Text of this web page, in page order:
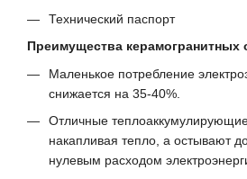
Технический паспорт
Преимущества керамогранитных
Маленькое потребление
снижается на 35-40%.
Отличные
накапливая тепло, а остывают
нулевым расходом